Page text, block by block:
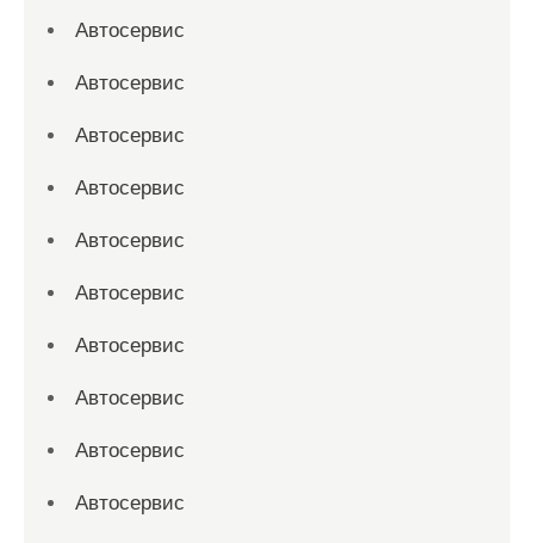
Автосервис
Автосервис
Автосервис
Автосервис
Автосервис
Автосервис
Автосервис
Автосервис
Автосервис
Автосервис